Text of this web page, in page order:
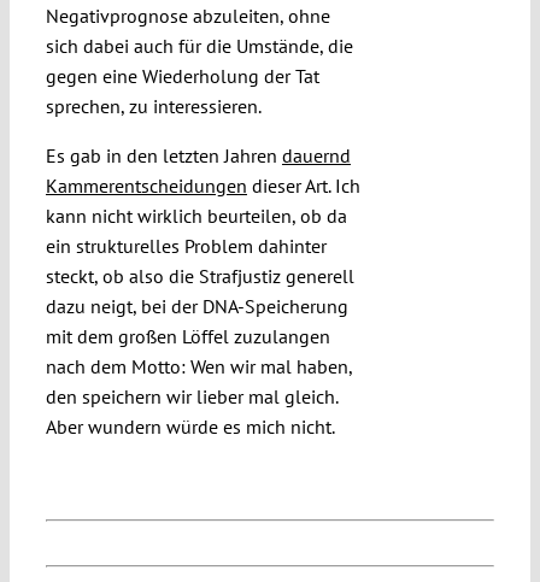
Negativprognose abzuleiten, ohne
sich dabei auch für die Umstände, die
gegen eine Wiederholung der Tat
sprechen, zu interessieren.
Es gab in den letzten Jahren dauernd
Kammerentscheidungen dieser Art. Ich
kann nicht wirklich beurteilen, ob da
ein strukturelles Problem dahinter
steckt, ob also die Strafjustiz generell
dazu neigt, bei der DNA-Speicherung
mit dem großen Löffel zuzulangen
nach dem Motto: Wen wir mal haben,
den speichern wir lieber mal gleich.
Aber wundern würde es mich nicht.